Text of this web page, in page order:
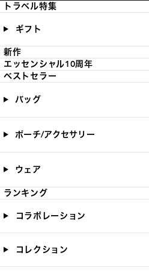
トラベル特集
ギフト
新作
エッセンシャル10周年
ベストセラー
バッグ
ポーチ/アクセサリー
ウェア
ランキング
コラボレーション
コレクション